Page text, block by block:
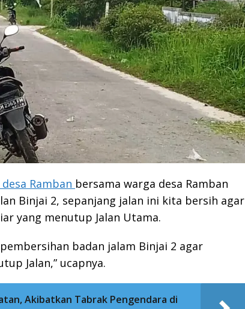
desa Ramban bersama warga desa Ramban
Binjai 2, sepanjang jalan ini kita bersih agar
yang menutup Jalan Utama.
badan jalam Binjai 2 agar
Jalan,” ucapnya.
Akibatkan Tabrak Pengendara di